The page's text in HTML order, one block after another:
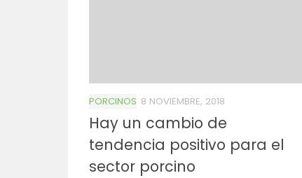
PORCINOS 8 NOVIEMBRE, 2018
Hay un cambio de
tendencia positivo para el
sector porcino